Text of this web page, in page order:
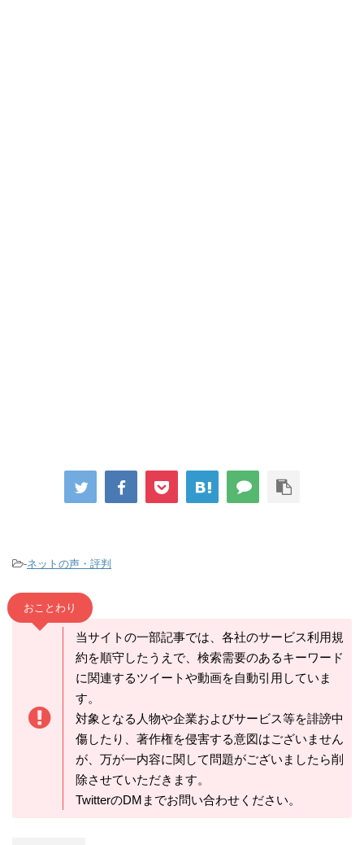
-ネットの声・評判
おことわり
当サイトの一部記事では、各社のサービス利用規
約を順守したうえで、検索需要のあるキーワード
に関連するツイートや動画を自動引用していま
す。
対象となる人物や企業およびサービス等を誹謗中
傷したり、著作権を侵害する意図はございません
が、万が一内容に関して問題がございましたら削
除させていただきます。
TwitterのDMまでお問い合わせください。